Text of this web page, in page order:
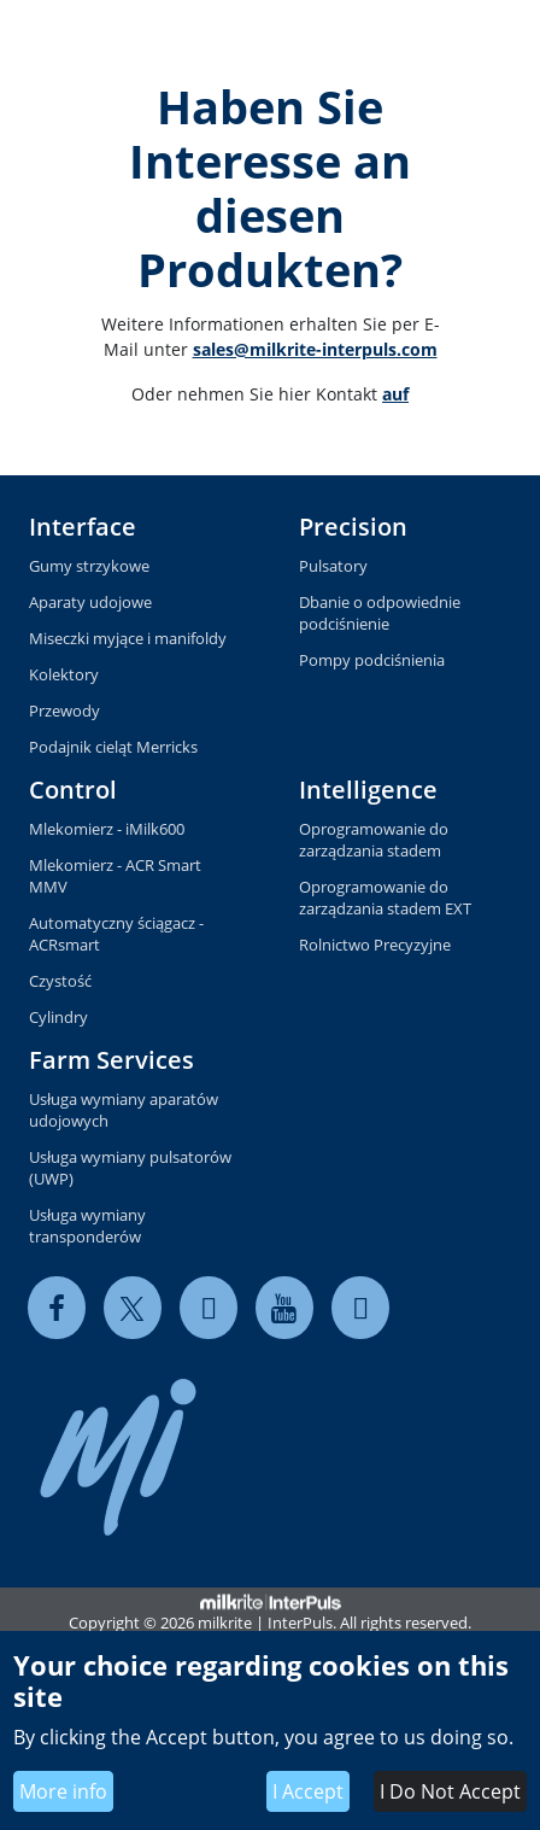
Haben Sie
Interesse an
diesen
Produkten?
Weitere Informationen erhalten Sie per E-
Mail unter sales@milkrite-interpuls.com
Oder nehmen Sie hier Kontakt auf
Interface
Gumy strzykowe
Aparaty udojowe
Miseczki myjące i manifoldy
Kolektory
Przewody
Podajnik cieląt Merricks
Precision
Pulsatory
Dbanie o odpowiednie
podciśnienie
Pompy podciśnienia
Control
Mlekomierz - iMilk600
Mlekomierz - ACR Smart
MMV
Automatyczny ściągacz -
ACRsmart
Czystość
Cylindry
Intelligence
Oprogramowanie do
zarządzania stadem
Oprogramowanie do
zarządzania stadem EXT
Rolnictwo Precyzyjne
Farm Services
Usługa wymiany aparatów
udojowych
Usługa wymiany pulsatorów
(UWP)
Usługa wymiany
transponderów
Copyright © 2026 milkrite | InterPuls. All rights reserved.
Privacy and Cookie Policy
Whistleblowing Policy
Terms and Conditions of Sale PL
Global General Terms of Purchase PL
Your choice regarding cookies on this
site
By clicking the Accept button, you agree to us doing so.
More info I Accept I Do Not Accept